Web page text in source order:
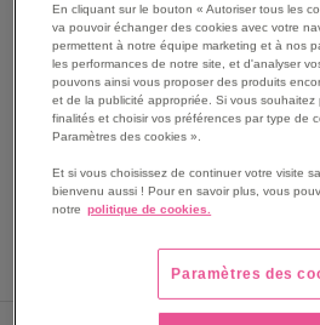
BEGINNING
IMAGES
GALLERY
Le gant VENICUTF07 dispose
enduction en nitrile texturé
Ajustement parfait permettant aux
ressentir de gène au niveau du
utilisation prolongée.
Gants anti coupure niveau F, idéal
Voir le descriptif complet
En cliquant sur le bouton « Autoriser tous les
va pouvoir échanger des cookies avec votre
permettent à notre équipe marketing et à nos
les performances de notre site, et d'analyser
pouvons ainsi vous proposer des produits
et de la publicité appropriée. Si vous souhaitez
finalités et choisir vos préférences par type de
Paramètres des cookies ».
Et si vous choisissez de continuer votre visite
bienvenu aussi ! Pour en savoir plus, vous
notre politique de cookies.
Paramètres des